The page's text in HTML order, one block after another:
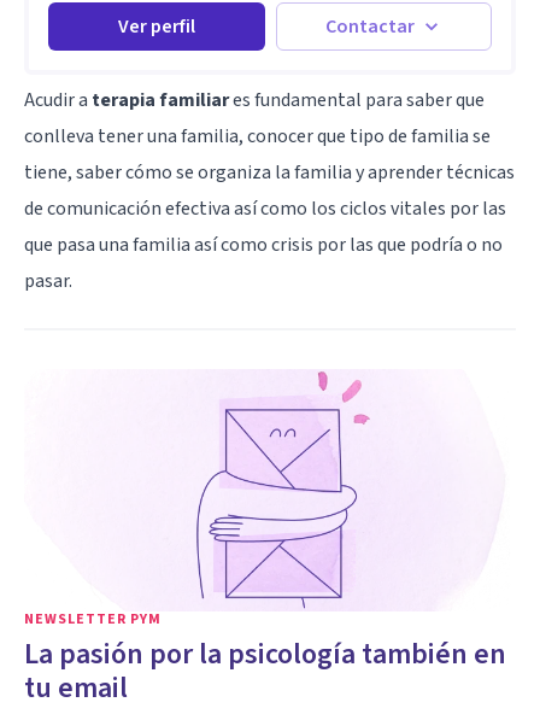
Ver perfil Contactar
Acudir a terapia familiares fundamental para saber que
conlleva tener una familia, conocer que tipo de familia se
tiene, saber cómo se organiza la familia y aprender técnicas
de comunicación efectiva así como los ciclos vitales por las
que pasa una familia así como crisis por las que podría o no
pasar.
NEWSLETTER PYM
La pasión por la psicología también en
tu email